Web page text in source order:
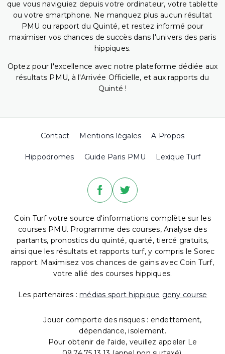
que vous naviguiez depuis votre ordinateur, votre tablette
ou votre smartphone. Ne manquez plus aucun résultat
PMU ou rapport du Quinté, et restez informé pour
maximiser vos chances de succès dans l'univers des paris
hippiques.
Optez pour l'excellence avec notre plateforme dédiée aux
résultats PMU, à l'Arrivée Officielle, et aux rapports du
Quinté !
Contact Mentions légales A Propos
Hippodromes Guide Paris PMU Lexique Turf
Coin Turf votre source d'informations complète sur les
courses PMU. Programme des courses, Analyse des
partants, pronostics du quinté, quarté, tiercé gratuits,
ainsi que les résultats et rapports turf, y compris le Sorec
rapport. Maximisez vos chances de gains avec Coin Turf,
votre allié des courses hippiques.
Les partenaires : médias sport hippique geny course
Jouer comporte des risques : endettement,
dépendance, isolement.
Pour obtenir de l'aide, veuillez appeler Le